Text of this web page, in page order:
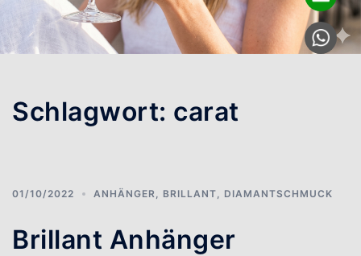
Schlagwort: carat
01/10/2022 ANHÄNGER BRILLANT DIAMANTSCHMUCK
Brillant Anhänger